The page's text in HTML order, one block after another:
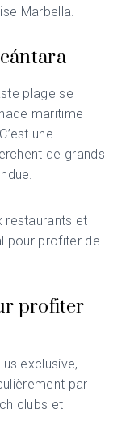
Marbella.
plage se
maritime
une
de grands
restaurants et
pour profiter de
profiter
exclusive,
par
clubs et